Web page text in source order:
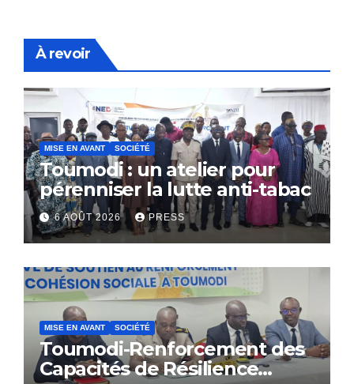
À revoir
MISE EN AVANT SOCIÉTÉ
Toumodi : un atelier pour
pérenniser la lutte anti-tabac
6 AOÛT 2026 PRESS
MISE EN AVANT SOCIÉTÉ
Toumodi-Renforcement des
Capacités de Résilience